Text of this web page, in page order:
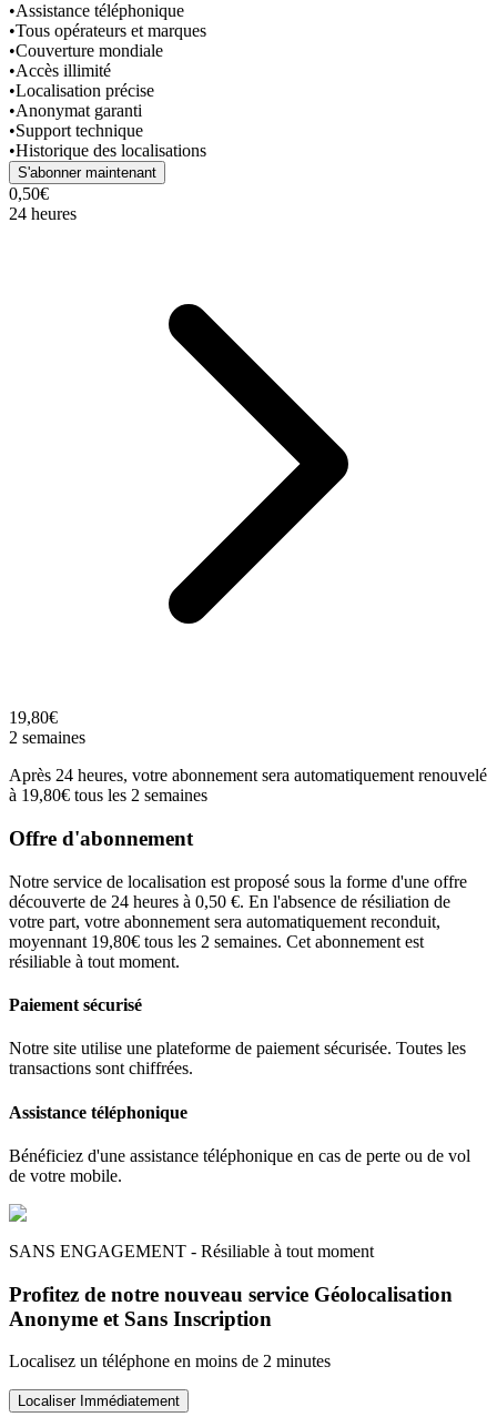
•Assistance téléphonique
•Tous opérateurs et marques
•Couverture mondiale
•Accès illimité
•Localisation précise
•Anonymat garanti
•Support technique
•Historique des localisations
S'abonner maintenant
0,50€
24 heures
19,80€
2 semaines
Après 24 heures, votre abonnement sera automatiquement renouvelé
à 19,80€ tous les 2 semaines
Offre d'abonnement
Notre service de localisation est proposé sous la forme d'une offre
découverte de 24 heures à 0,50 €. En l'absence de résiliation de
votre part, votre abonnement sera automatiquement reconduit,
moyennant 19,80€ tous les 2 semaines. Cet abonnement est
résiliable à tout moment.
Paiement sécurisé
Notre site utilise une plateforme de paiement sécurisée. Toutes les
transactions sont chiffrées.
Assistance téléphonique
Bénéficiez d'une assistance téléphonique en cas de perte ou de vol
de votre mobile.
SANS ENGAGEMENT - Résiliable à tout moment
Profitez de notre nouveau service Géolocalisation
Anonyme et Sans Inscription
Localisez un téléphone en moins de 2 minutes
Localiser Immédiatement